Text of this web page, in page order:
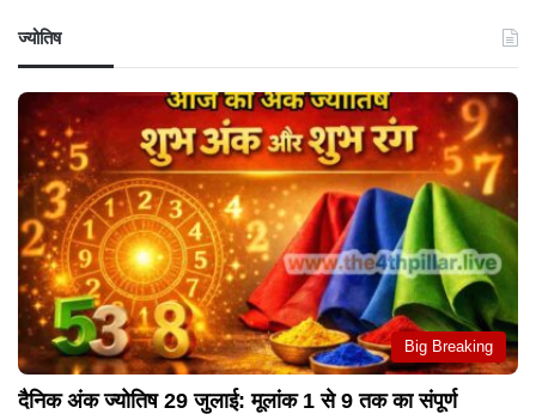
ज्योतिष
Big Breaking
दैनिक अंक ज्योतिष 29 जुलाई: मूलांक 1 से 9 तक का संपूर्ण